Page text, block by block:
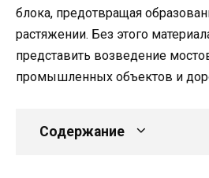
блока, предотвращая
растяжении. Без этого
представить возведение
промышленных объектов и
Содержание